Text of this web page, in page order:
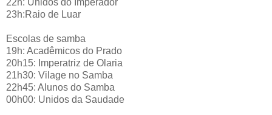
22h: Unidos do Imperador
23h:Raio de Luar
Escolas de samba
19h: Acadêmicos do Prado
20h15: Imperatriz de Olaria
21h30: Vilage no Samba
22h45: Alunos do Samba
00h00: Unidos da Saudade